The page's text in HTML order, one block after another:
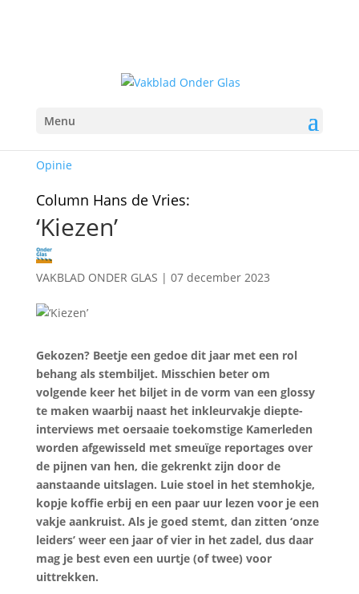
Menu
Opinie
Column Hans de Vries:
‘Kiezen’
VAKBLAD ONDER GLAS | 07 december 2023
Gekozen? Beetje een gedoe dit jaar met een rol
behang als stembiljet. Misschien beter om
volgende keer het biljet in de vorm van een glossy
te maken waarbij naast het inkleurvakje diepte-
interviews met oersaaie toekomstige Kamerleden
worden afgewisseld met smeuïge reportages over
de pijnen van hen, die gekrenkt zijn door de
aanstaande uitslagen. Luie stoel in het stemhokje,
kopje koffie erbij en een paar uur lezen voor je een
vakje aankruist. Als je goed stemt, dan zitten ‘onze
leiders’ weer een jaar of vier in het zadel, dus daar
mag je best even een uurtje (of twee) voor
uittrekken.